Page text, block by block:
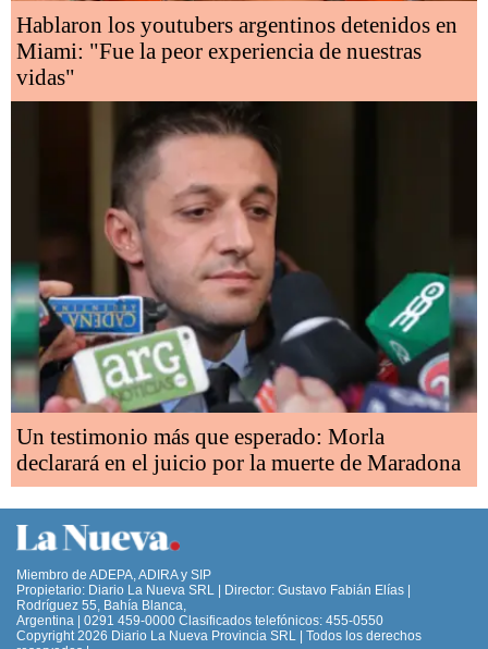
Hablaron los youtubers argentinos detenidos en
Miami: "Fue la peor experiencia de nuestras
vidas"
Un testimonio más que esperado: Morla
declarará en el juicio por la muerte de Maradona
Miembro de ADEPA, ADIRA y SIP
Propietario: Diario La Nueva SRL | Director: Gustavo Fabián Elías |
Rodríguez 55, Bahía Blanca,
Argentina | 0291 459-0000 Clasificados telefónicos: 455-0550
Copyright 2026 Diario La Nueva Provincia SRL | Todos los derechos